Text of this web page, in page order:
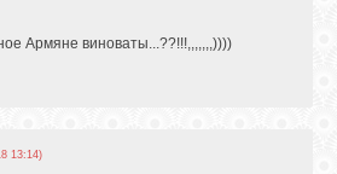
Армяне виноваты...??!!!,,,,,,,))))
13:14)